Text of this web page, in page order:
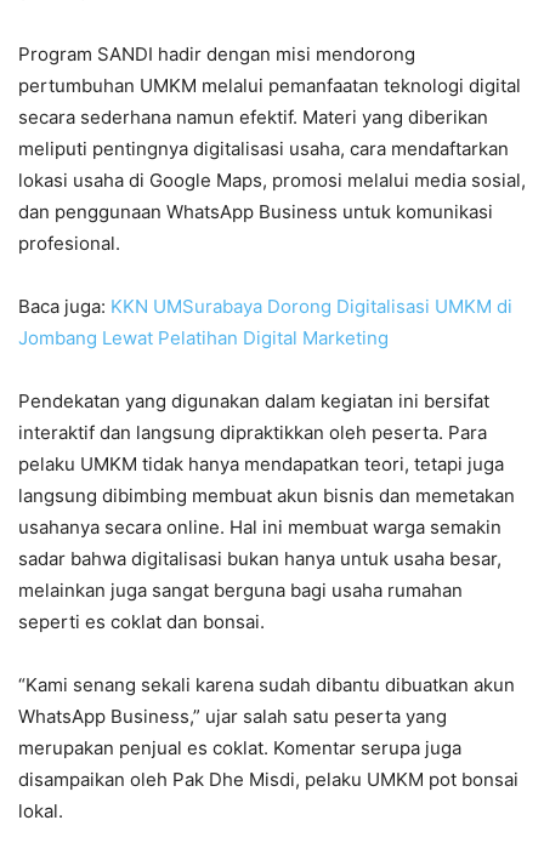
Program SANDI hadir dengan misi mendorong
pertumbuhan UMKM melalui pemanfaatan teknologi digital
secara sederhana namun efektif. Materi yang diberikan
meliputi pentingnya digitalisasi usaha, cara mendaftarkan
lokasi usaha di Google Maps, promosi melalui media sosial,
dan penggunaan WhatsApp Business untuk komunikasi
profesional.
Baca juga: KKN UMSurabaya Dorong Digitalisasi UMKM di
Jombang Lewat Pelatihan Digital Marketing
Pendekatan yang digunakan dalam kegiatan ini bersifat
interaktif dan langsung dipraktikkan oleh peserta. Para
pelaku UMKM tidak hanya mendapatkan teori, tetapi juga
langsung dibimbing membuat akun bisnis dan memetakan
usahanya secara online. Hal ini membuat warga semakin
sadar bahwa digitalisasi bukan hanya untuk usaha besar,
melainkan juga sangat berguna bagi usaha rumahan
seperti es coklat dan bonsai.
“Kami senang sekali karena sudah dibantu dibuatkan akun
WhatsApp Business,” ujar salah satu peserta yang
merupakan penjual es coklat. Komentar serupa juga
disampaikan oleh Pak Dhe Misdi, pelaku UMKM pot bonsai
lokal.